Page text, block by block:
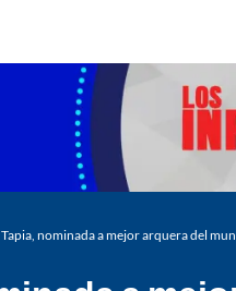
nominada a mejor arquera del